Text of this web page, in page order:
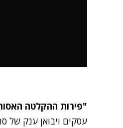
"פירות ההקלטה
עסקים ויבואן ענק של